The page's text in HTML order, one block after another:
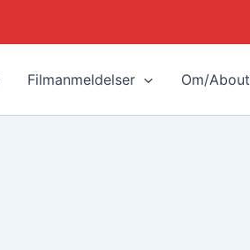
Filmanmeldelser Om/About